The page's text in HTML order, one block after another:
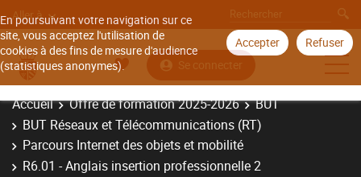
En poursuivant votre navigation sur ce
site, vous acceptez l'utilisation de
cookies à des fins de mesure d'audience
(statistiques anonymes).
Accepter Refuser
Aller à
Se connecter
Accueil Offre de formation 2025-2026
BUT
BUT Réseaux et Télécommunications (RT)
Parcours Internet des objets et mobilité
R6.01 - Anglais insertion professionnelle 2